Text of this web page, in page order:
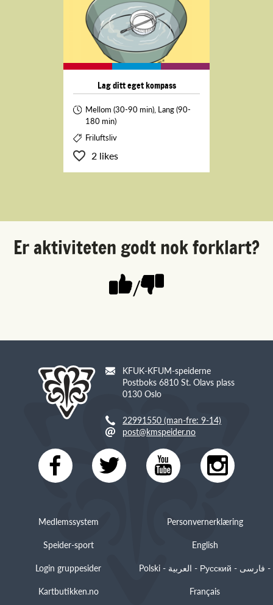
Lag ditt eget kompass
Mellom (30-90 min), Lang (90-
180 min)
Friluftsliv
2 likes
Er aktiviteten godt nok forklart?
/
KFUK-KFUM-speiderne
Postboks 6810 St. Olavs plass
0130 Oslo
22991550 (man-fre: 9-14)
post@kmspeider.no
Medlemssystem
Speider-sport
Login gruppesider
Kartbutikken.no
Personvernerklæring
English
Polski - العربية - Русский - فارسی -
Français